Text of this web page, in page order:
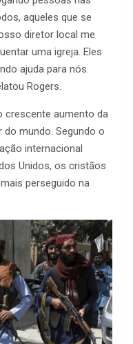
aqueles que se
diretor local me
uma igreja. Eles
ajuda para nós.
Rogers.
aumento da
mundo. Segundo o
internacional
Unidos, os cristãos
perseguido na